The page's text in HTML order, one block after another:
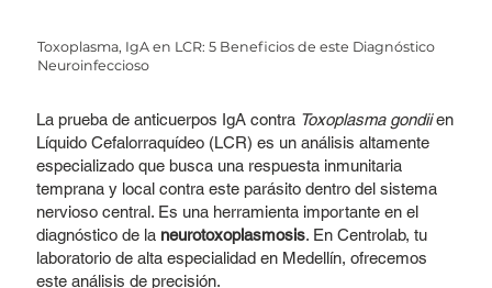
Toxoplasma, IgA en LCR: 5 Beneficios de este Diagnóstico
Neuroinfeccioso
La prueba de anticuerpos IgA contra Toxoplasma gondiien
Líquido Cefalorraquídeo (LCR) es un análisis altamente
especializado que busca una respuesta inmunitaria
temprana y local contra este parásito dentro del sistema
nervioso central. Es una herramienta importante en el
diagnóstico de la neurotoxoplasmosis. En Centrolab, tu
laboratorio de alta especialidad en Medellín, ofrecemos
este análisis de precisión.